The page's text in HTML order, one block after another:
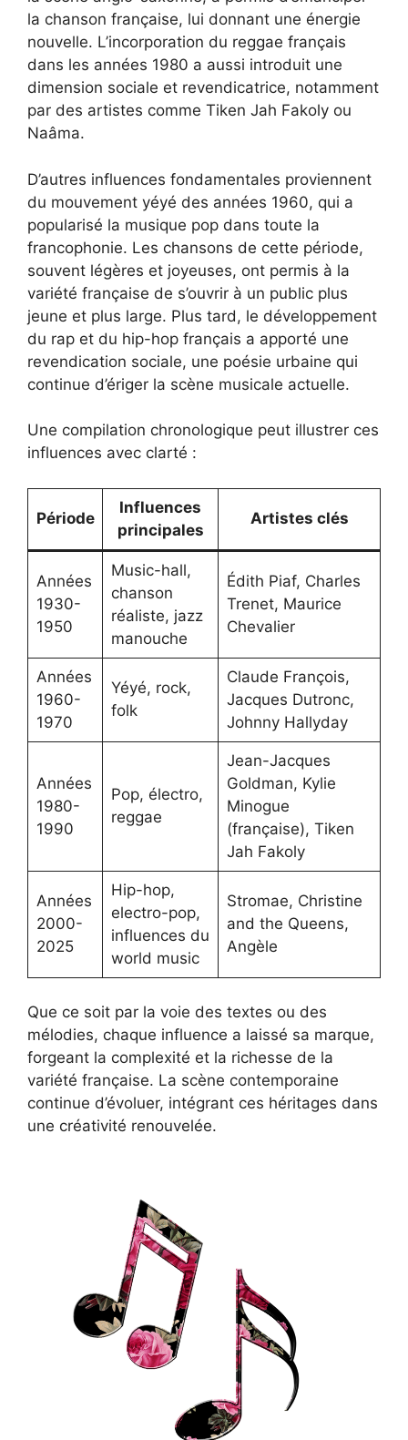
la chanson française, lui donnant une énergie
nouvelle. L’incorporation du reggae français
dans les années 1980 a aussi introduit une
dimension sociale et revendicatrice, notamment
par des artistes comme Tiken Jah Fakoly ou
Naâma.
D’autres influences fondamentales proviennent
du mouvement yéyé des années 1960, qui a
popularisé la musique pop dans toute la
francophonie. Les chansons de cette période,
souvent légères et joyeuses, ont permis à la
variété française de s’ouvrir à un public plus
jeune et plus large. Plus tard, le développement
du rap et du hip-hop français a apporté une
revendication sociale, une poésie urbaine qui
continue d’ériger la scène musicale actuelle.
Une compilation chronologique peut illustrer ces
influences avec clarté :
Période
Influences
principales
Artistes clés
Années
1930-
1950
Music-hall,
chanson
réaliste, jazz
manouche
Édith Piaf, Charles
Trenet, Maurice
Chevalier
Années
1960-
1970
Yéyé, rock,
folk
Claude François,
Jacques Dutronc,
Johnny Hallyday
Années
1980-
1990
Pop, électro,
reggae
Jean-Jacques
Goldman, Kylie
Minogue
(française), Tiken
Jah Fakoly
Années
2000-
2025
Hip-hop,
electro-pop,
influences du
world music
Stromae, Christine
and the Queens,
Angèle
Que ce soit par la voie des textes ou des
mélodies, chaque influence a laissé sa marque,
forgeant la complexité et la richesse de la
variété française. La scène contemporaine
continue d’évoluer, intégrant ces héritages dans
une créativité renouvelée.